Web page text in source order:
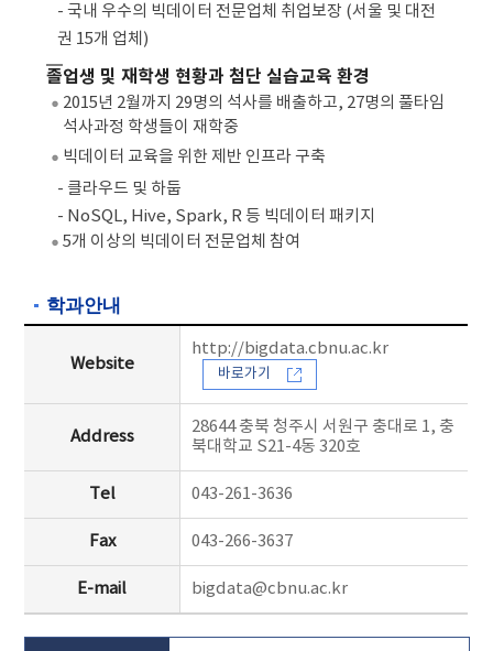
데
전
- 국내 우수의 빅데이터 전문업체 취업보장 (서울 및 대전
권 15개 업체)
졸업생 및 재학생 현황과 첨단 실습교육 환경
2015년 2월까지 29명의 석사를 배출하고, 27명의 풀타임
석사과정 학생들이 재학중
빅데이터 교육을 위한 제반 인프라 구축
- 클라우드 및 하둡
- NoSQL, Hive, Spark, R 등 빅데이터 패키지
5개 이상의 빅데이터 전문업체 참여
학과안내
Website
http://bigdata.cbnu.ac.kr
바로가기
Address
28644 충북 청주시 서원구 충대로 1, 충
북대학교 S21-4동 320호
Tel 043-261-3636
Fax 043-266-3637
E-mail bigdata@cbnu.ac.kr